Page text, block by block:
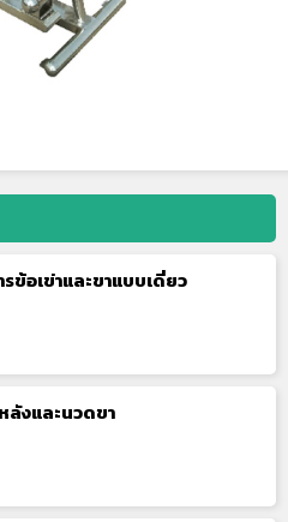
ข้อเข่าและขาแบบเดี่ยว
งและนวดขา